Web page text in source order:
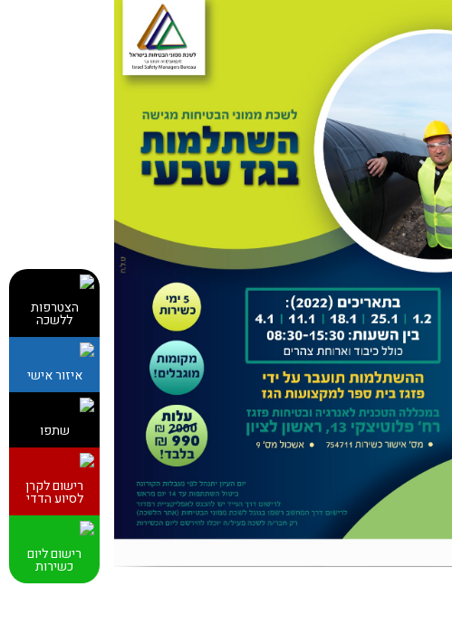
הצטרפות
ללשכה
איזור אישי
שתפו
רישום לקרן
לסיוע הדדי
רישום ליום
כשירות